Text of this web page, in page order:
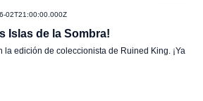
02T21:00:00.000Z
Islas de la Sombra!
la edición de coleccionista de Ruined King. ¡Ya